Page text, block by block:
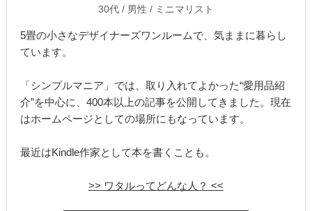
30代 / 男性 / ミニマリスト
5畳の小さなデザイナーズワンルームで、気ままに暮らし
ています。
「シンプルマニア」では、取り入れてよかった“愛用品紹
介”を中心に、400本以上の記事を公開してきました。現在
はホームページとしての場所にもなっています。
最近はKindle作家として本を書くことも。
>> ワタルってどんな人？ <<